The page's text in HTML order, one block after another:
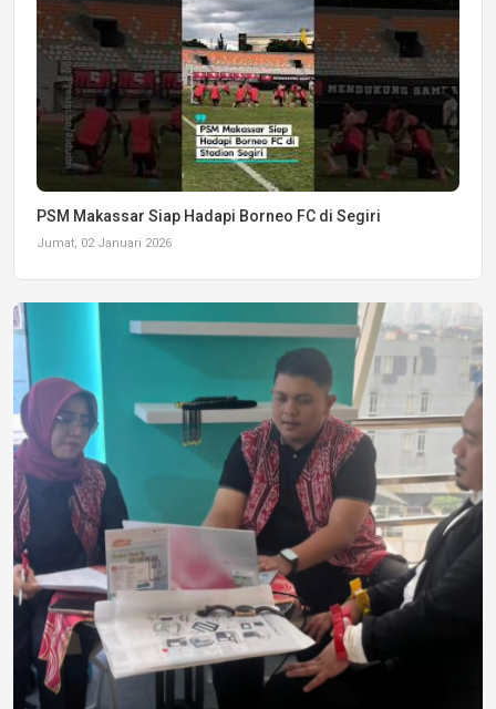
PSM Makassar Siap Hadapi Borneo FC di Segiri
Jumat, 02 Januari 2026